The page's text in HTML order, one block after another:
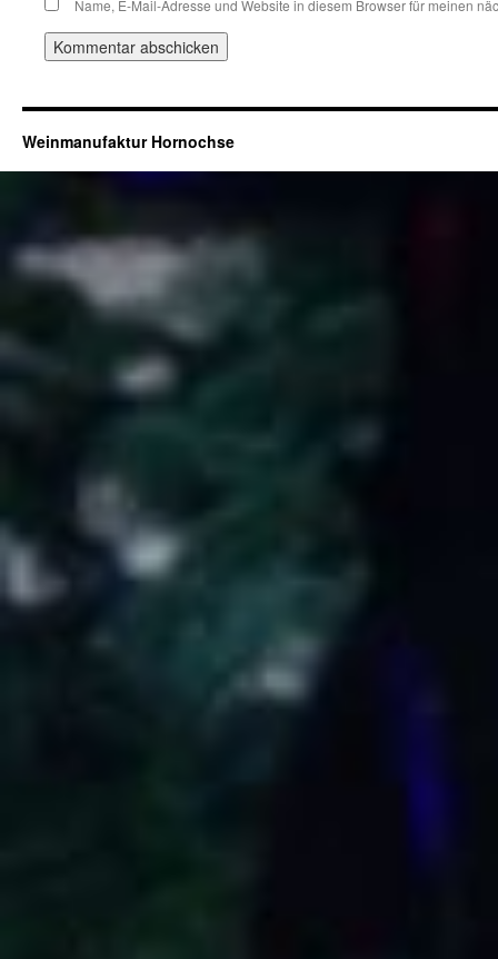
Name, E-Mail-Adresse und Website in diesem Browser für meinen
Weinmanufaktur Hornochse